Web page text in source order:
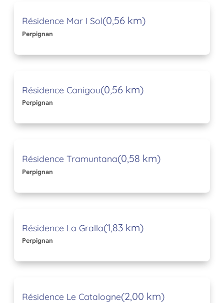
Résidence Mar I Sol(0,56 km)
Perpignan
Résidence Canigou(0,56 km)
Perpignan
Résidence Tramuntana(0,58 km)
Perpignan
Résidence La Gralla(1,83 km)
Perpignan
Résidence Le Catalogne(2,00 km)